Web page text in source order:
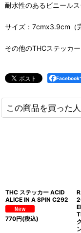
耐水性のあるビニール
サイズ：7cmx3.9cm（
その他のTHCステッカ
Facebook
この商品を買った
THC ステッカー ACID
ALICE IN A SPIN C292
770円(税込)